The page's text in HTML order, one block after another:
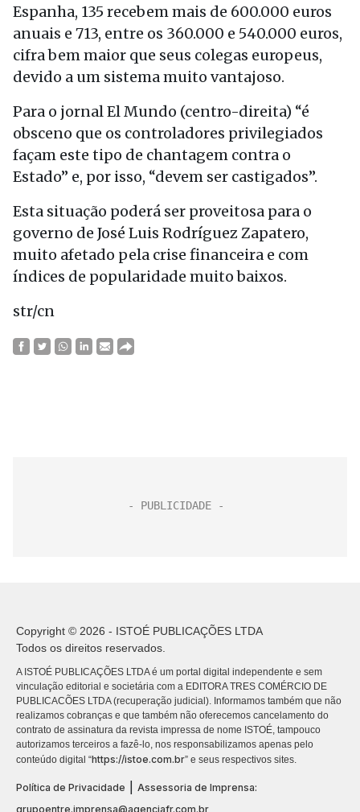
Espanha, 135 recebem mais de 600.000 euros
anuais e 713, entre os 360.000 e 540.000 euros,
cifra bem maior que seus colegas europeus,
devido a um sistema muito vantajoso.
Para o jornal El Mundo (centro-direita) “é
obsceno que os controladores privilegiados
façam este tipo de chantagem contra o
Estado” e, por isso, “devem ser castigados”.
Esta situação poderá ser proveitosa para o
governo de José Luis Rodríguez Zapatero,
muito afetado pela crise financeira e com
índices de popularidade muito baixos.
str/cn
Copyright © 2026 - ISTOÉ PUBLICAÇÕES LTDA
Todos os direitos reservados.
A ISTOÉ PUBLICAÇÕES LTDA é um portal digital independente e sem
vinculação editorial e societária com a EDITORA TRES COMÉRCIO DE
PUBLICACÕES LTDA (recuperação judicial). Informamos também que não
realizamos cobranças e que também não oferecemos cancelamento do
contrato de assinatura da revista impressa de nome ISTOÉ, tampouco
autorizamos terceiros a fazê-lo, nos responsabilizamos apenas pelo
conteúdo digital “https://istoe.com.br” e seus respectivos sites.
Política de Privacidade
Assessoria de Imprensa:
grupoentre.imprensa@agenciafr.com.br